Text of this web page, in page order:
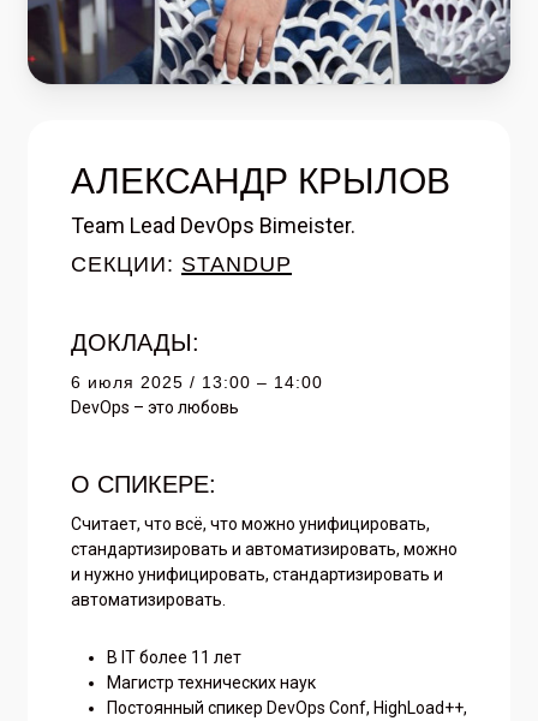
АЛЕКСАНДР КРЫЛОВ
Team Lead DevOps Bimeister.
СЕКЦИИ: STANDUP
ДОКЛАДЫ:
6 июля 2025 / 13:00 – 14:00
DevOps – это любовь
О СПИКЕРЕ:
Считает, что всё, что можно унифицировать,
стандартизировать и автоматизировать, можно
и нужно унифицировать, стандартизировать и
автоматизировать.
В IT более 11 лет
Магистр технических наук
Постоянный спикер DevOps Сonf, HighLoad++,